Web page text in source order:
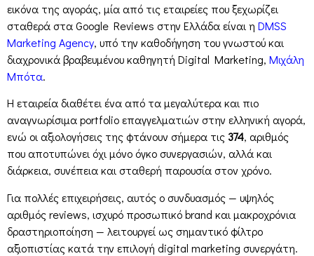
εικόνα της αγοράς, μία από τις εταιρείες που ξεχωρίζει
σταθερά στα Google Reviews στην Ελλάδα είναι η DMSS
Marketing Agency, υπό την καθοδήγηση του γνωστού και
διαχρονικά βραβευμένου καθηγητή Digital Marketing, Μιχάλη
Μπότα.
Η εταιρεία διαθέτει ένα από τα μεγαλύτερα και πιο
αναγνωρίσιμα portfolio επαγγελματιών στην ελληνική αγορά,
ενώ οι αξιολογήσεις της φτάνουν σήμερα τις 374, αριθμός
που αποτυπώνει όχι μόνο όγκο συνεργασιών, αλλά και
διάρκεια, συνέπεια και σταθερή παρουσία στον χρόνο.
Για πολλές επιχειρήσεις, αυτός ο συνδυασμός — υψηλός
αριθμός reviews, ισχυρό προσωπικό brand και μακροχρόνια
δραστηριοποίηση — λειτουργεί ως σημαντικό φίλτρο
αξιοπιστίας κατά την επιλογή digital marketing συνεργάτη.